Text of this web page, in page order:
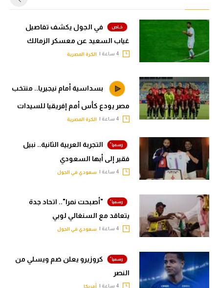
في الجول يكشف تفاصيل
غياب السعيد عن معسكر الزمالك
الكرة المصرية
بسداسية أمام نيجيريا.. منتخب
مصر يودع كأس أمم إفريقيا للسيدات
الكرة المصرية
التجربة العربية الثانية.. نبيل
فقير إلى أبها السعودي
سعودي في الجول
"أصبحت نمرا".. اتحاد جدة
يتعاقد مع السنغالي لوبي
سعودي في الجول
كروزيرو يعلن ضم ويسلي من
النصر
أمريكا